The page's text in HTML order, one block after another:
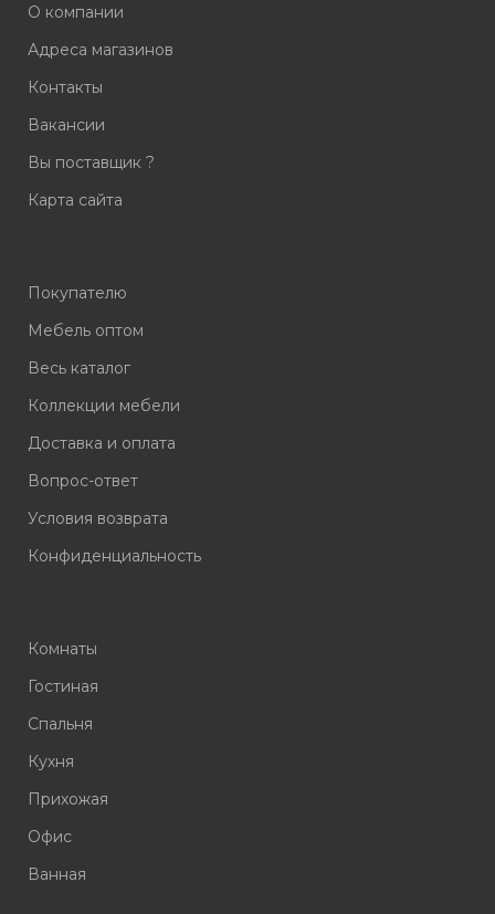
О компании
Адреса магазинов
Контакты
Вакансии
Вы поставщик ?
Карта сайта
Покупателю
Мебель оптом
Весь каталог
Коллекции мебели
Доставка и оплата
Вопрос-ответ
Условия возврата
Конфиденциальность
Комнаты
Гостиная
Спальня
Кухня
Прихожая
Офис
Ванная